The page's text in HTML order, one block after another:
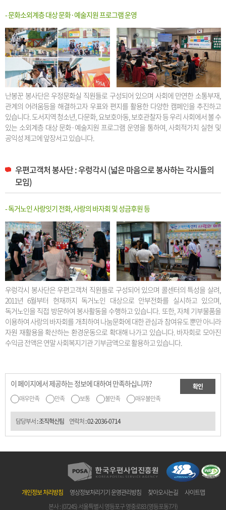
- 문화소외계층 대상 문화·예술지원 프로그램 운영
난봉꾼 봉사단은 우정문화실 직원들로 구성되어 있으며 사회에 만연한 소통부재,
관계의 어려움등을 해결하고자 우표와 편지를 활용한 다양한 캠페인을 추진하고
있습니다. 도서지역 청소년, 다문화, 요보호아동, 보호관찰자 등 우리 사회에서 볼 수
있는 소외계층 대상 문화·예술지원 프로그램 운영을 통하여, 사회적가치 실현 및
공익성 제고에 앞장서고 있습니다.
우편고객처 봉사단 : 우렁각시 (넓은 마음으로 봉사하는 각시들의
모임)
- 독거노인 사랑잇기 전화, 사랑의 바자회 및 성금후원 등
우렁각시 봉사단은 우편고객처 직원들로 구성되어 있으며 콜센터의 특성을 살려,
2011년 6월부터 현재까지 독거노인 대상으로 안부전화를 실시하고 있으며,
독거노인을 직접 방문하여 봉사활동을 수행하고 있습니다. 또한, 자체 기부물품을
이용하여 사랑의 바자회를 개최하여 나눔문화에 대한 관심과 참여유도 뿐만 아니라
자원 재활용을 확산하는 환경운동으로 확대해 나가고 있습니다. 바자회로 모아진
수익금 전액은 연말 사회복지기관 기부금액으로 활용하고 있습니다.
이 페이지에서 제공하는 정보에 대하여 만족하십니까?
매우만족 만족 보통 불만족 매우불만족
확인
담당부서 : 조직혁신팀 연락처 :02-2036-0714
개인정보 처리방침 영상정보처리기기 운영관리방침 찾아오시는길
사이트맵
본사 : (07245) 서울특별시 영등포구 영중로83 (영등포동7가)